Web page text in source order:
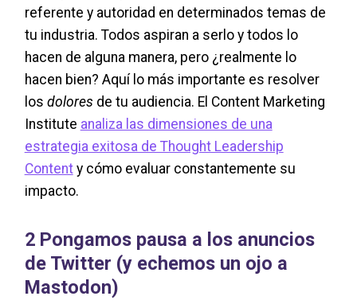
referente y autoridad en determinados temas de
tu industria. Todos aspiran a serlo y todos lo
hacen de alguna manera, pero ¿realmente lo
hacen bien? Aquí lo más importante es resolver
los dolores de tu audiencia. El Content Marketing
Institute analiza las dimensiones de una
estrategia exitosa de Thought Leadership
Contenty cómo evaluar constantemente su
impacto.
2 Pongamos pausa a los anuncios
de Twitter (y echemos un ojo a
Mastodon)